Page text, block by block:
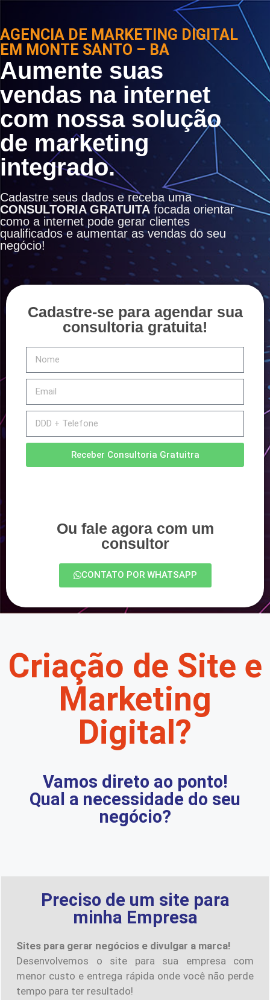
AGENCIA DE MARKETING DIGITAL
EM MONTE SANTO – BA
Aumente suas
vendas na internet
com nossa solução
de marketing
integrado.
Cadastre seus dados e receba uma
CONSULTORIA GRATUITA focada orientar
como a internet pode gerar clientes
qualificados e aumentar as vendas do seu
negócio!
Cadastre-se para agendar sua
consultoria gratuita!
Receber Consultoria Gratuitra
Ou fale agora com um
consultor
CONTATO POR WHATSAPP
Criação de Site e
Marketing
Digital?
Vamos direto ao ponto!
Qual a necessidade do seu
negócio?
Preciso de um site para
minha Empresa
Sites para gerar negócios e divulgar a marca!
Desenvolvemos o site para sua empresa com
menor custo e entrega rápida onde você não perde
tempo para ter resultado!